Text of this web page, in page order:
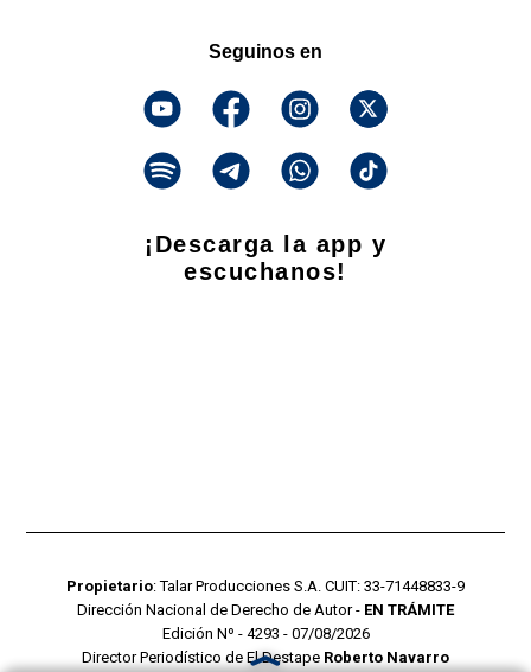
Seguinos en
¡Descarga la app y
escuchanos!
Propietario: Talar Producciones S.A. CUIT: 33-71448833-9
Dirección Nacional de Derecho de Autor - EN TRÁMITE
Edición Nº - 4293 - 07/08/2026
Director Periodístico de El Destape Roberto Navarro